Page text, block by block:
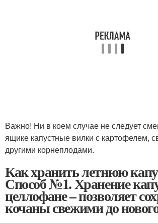
Важно! Ни в коем случае не следует
ящике капустные вилки с картофелем,
другими корнеплодами.
Как хранить летнюю
Способ №1. Хранение
целлофане – позволяет
кочаны свежими до